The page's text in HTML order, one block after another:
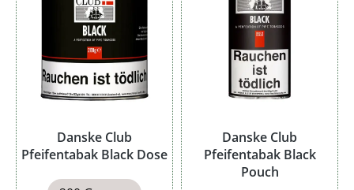
Danske Club
Pfeifentabak Black Dose
Danske Club
Pfeifentabak Black
Pouch